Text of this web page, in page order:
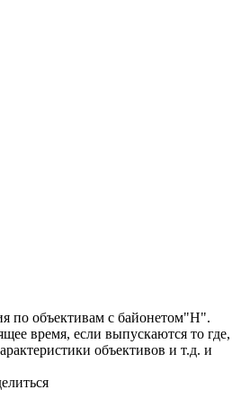
по объективам с байонетом"Н".
время, если выпускаются то где,
объективов и т.д. и